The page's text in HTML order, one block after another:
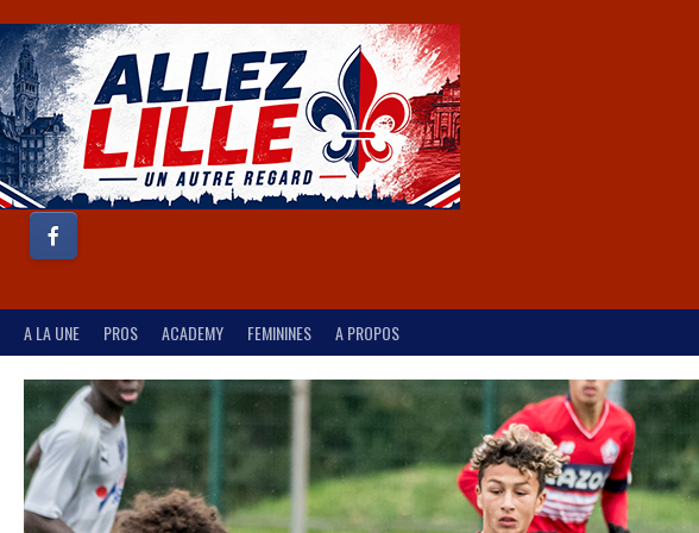
A LA UNE PROS ACADEMY FEMININES A PROPOS